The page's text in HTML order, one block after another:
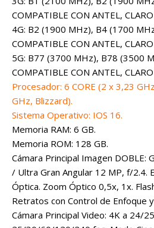
COMPATIBLE CON ANTEL,
4G: B2 (1900 MHz), B4 (1700
COMPATIBLE CON ANTEL,
5G: B77 (3700 MHz), B78 (3500
COMPATIBLE CON ANTEL,
Procesador: 6 CORE (2 x 3,23
GHz, Blizzard).
Sistema Operativo: IOS 16.
Memoria RAM: 6 GB.
Memoria ROM: 128 GB.
Cámara Principal Imagen DOBLE:
/ Ultra Gran Angular 12 MP, f/2.4.
Óptica. Zoom Óptico 0,5x, 1x.
Retratos con Control de Enfoque
Cámara Principal Video: 4K a 24/